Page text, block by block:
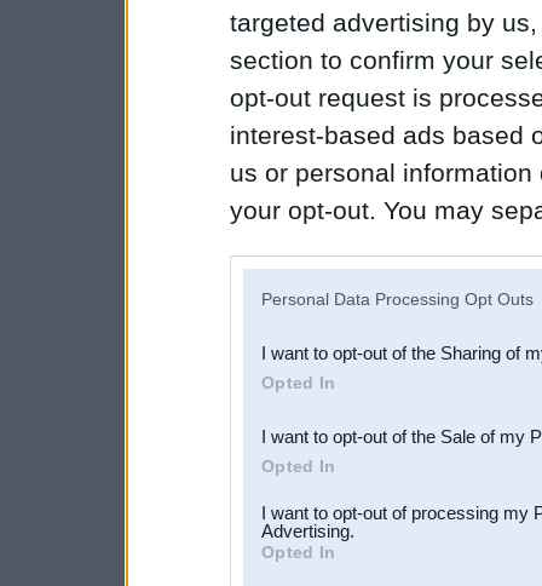
targeted advertising by
section to confirm your
opt-out request is
interest-based ads based
us or personal
your opt-out. You may
Downstream Participants
third parties.
Personal Data Processing Opt Outs
I want to opt-out of the Sharing of
Opted In
I want to opt-out of the Sale of my
Opted In
I want to opt-out of processing my
Advertising.
Opted In